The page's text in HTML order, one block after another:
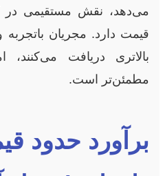
می‌دهد، نقش مستقیمی در
قیمت دارد. مجریان
بالاتری دریافت می‌کنند،
مطمئن‌تر است.
برآورد حدود